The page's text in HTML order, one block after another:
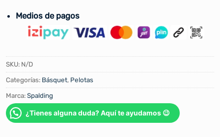
Medios de pagos
SKU: N/D
Categorías: Básquet, Pelotas
Marca:Spalding
¿Tienes alguna duda? Aquí te ayudamos 😉